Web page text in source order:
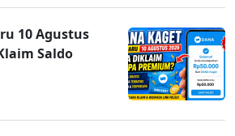
10 Agustus
Saldo